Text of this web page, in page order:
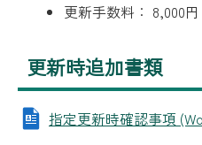
更新手数料： 8,000円
更新時追加書類
指定更新時確認事項